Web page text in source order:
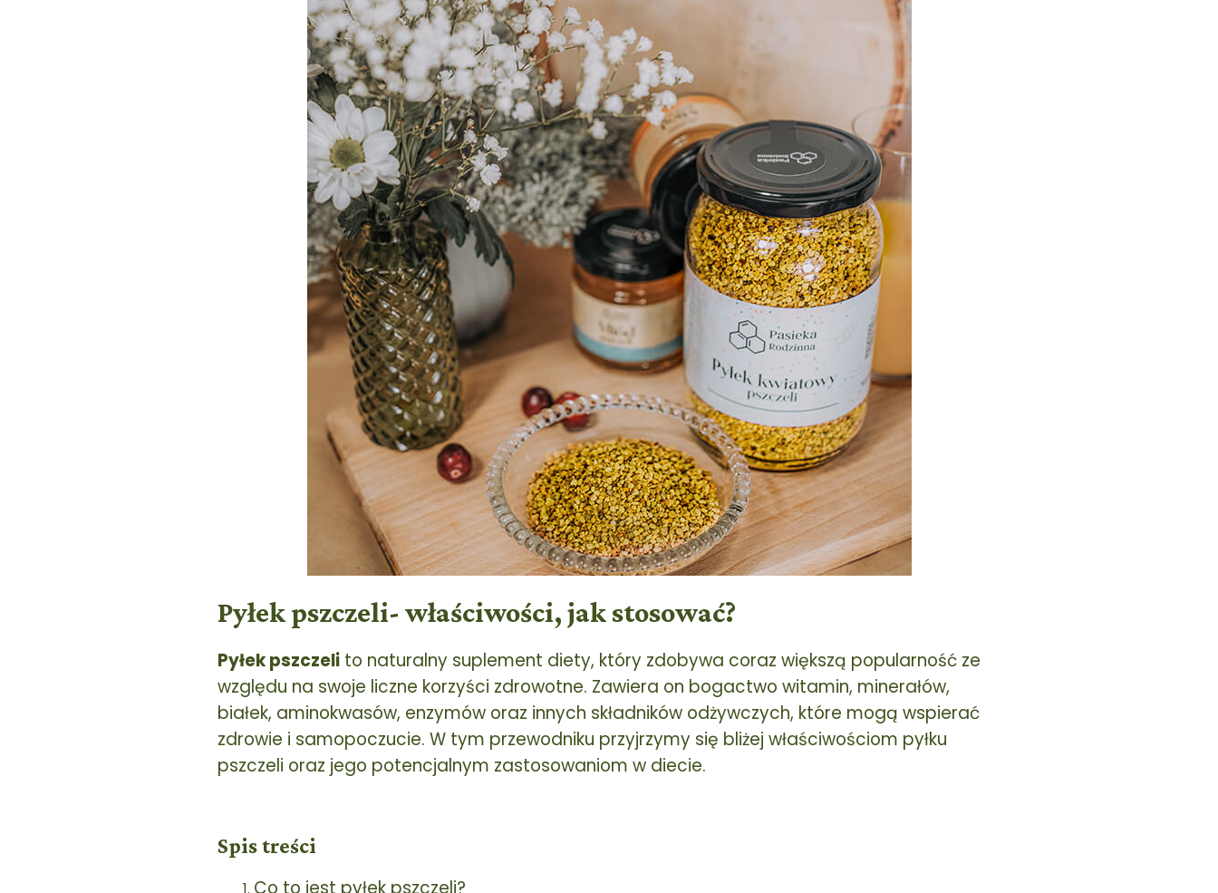
Pyłek pszczeli- właściwości, jak stosować?
Pyłek pszczeli to naturalny suplement diety, który zdobywa coraz większą popularność ze
względu na swoje liczne korzyści zdrowotne. Zawiera on bogactwo witamin, minerałów,
białek, aminokwasów, enzymów oraz innych składników odżywczych, które mogą wspierać
zdrowie i samopoczucie. W tym przewodniku przyjrzymy się bliżej właściwościom pyłku
pszczeli oraz jego potencjalnym zastosowaniom w diecie.
Spis treści
Co to jest pyłek pszczeli?